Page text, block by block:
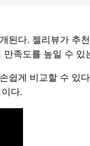
된다. 젤리뷰가
족도를 높일 수 있
쉽게 비교할 수 있
다.